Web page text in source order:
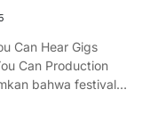
Can Hear Gigs
Can Production
bahwa festival…